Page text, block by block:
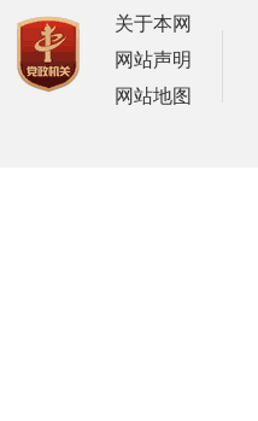
关于本网
网站声明
网站地图